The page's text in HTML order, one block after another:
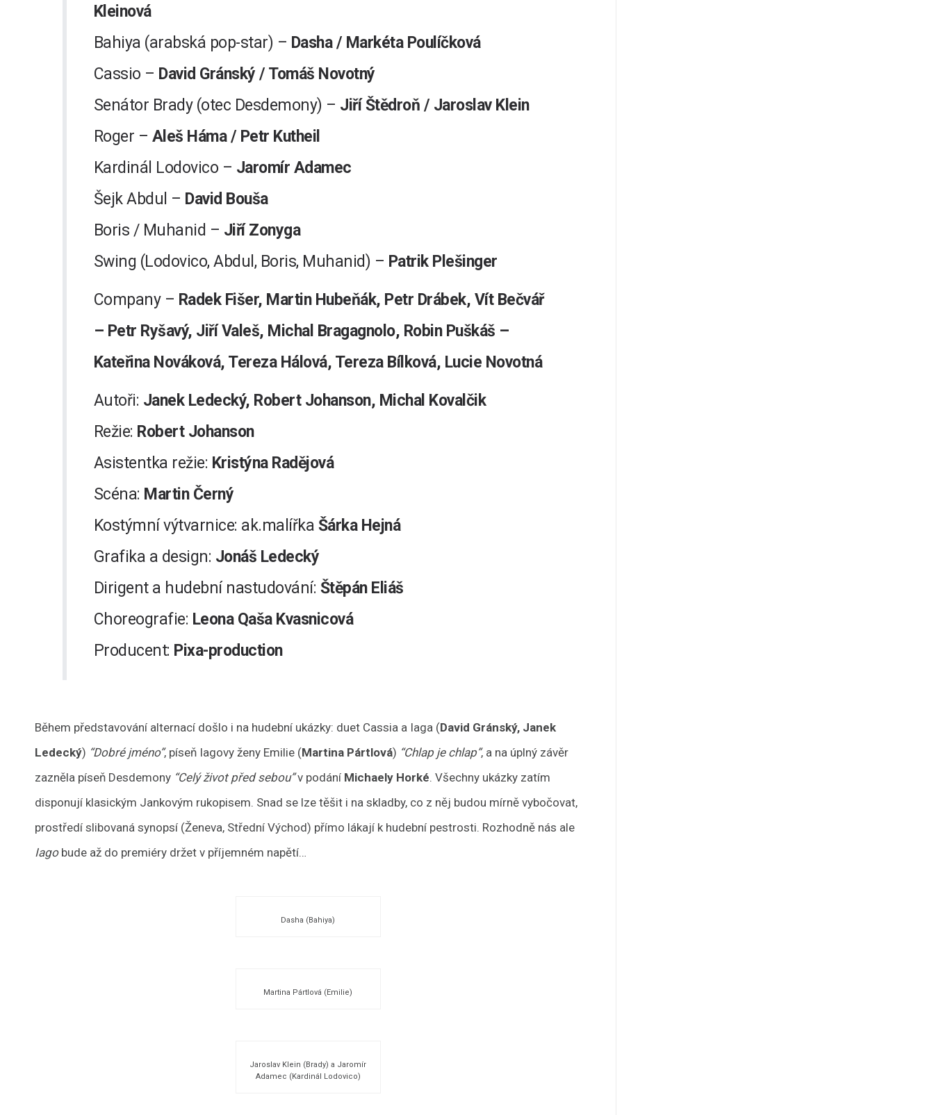
Kleinová
Bahiya (arabská pop-star) – Dasha / Markéta Poulíčková
Cassio – David Gránský / Tomáš Novotný
Senátor Brady (otec Desdemony) – Jiří Štědroň / Jaroslav Klein
Roger – Aleš Háma / Petr Kutheil
Kardinál Lodovico – Jaromír Adamec
Šejk Abdul – David Bouša
Boris / Muhanid – Jiří Zonyga
Swing (Lodovico, Abdul, Boris, Muhanid) – Patrik Plešinger
Company – Radek Fišer, Martin Hubeňák, Petr Drábek, Vít Bečvář
– Petr Ryšavý, Jiří Valeš, Michal Bragagnolo, Robin Puškáš –
Kateřina Nováková, Tereza Hálová, Tereza Bílková, Lucie Novotná
Autoři: Janek Ledecký, Robert Johanson, Michal Kovalčik
Režie: Robert Johanson
Asistentka režie: Kristýna Radějová
Scéna: Martin Černý
Kostýmní výtvarnice: ak.malířka Šárka Hejná
Grafika a design: Jonáš Ledecký
Dirigent a hudební nastudování: Štěpán Eliáš
Choreografie: Leona Qaša Kvasnicová
Producent: Pixa-production
Během představování alternací došlo i na hudební ukázky: duet Cassia a Iaga (David Gránský, Janek
Ledecký) “Dobré jméno”, píseň Iagovy ženy Emilie (Martina Pártlová) “Chlap je chlap”, a na úplný závěr
zazněla píseň Desdemony “Celý život před sebou”v podání Michaely Horké. Všechny ukázky zatím
disponují klasickým Jankovým rukopisem. Snad se lze těšit i na skladby, co z něj budou mírně vybočovat,
prostředí slibovaná synopsí (Ženeva, Střední Východ) přímo lákají k hudební pestrosti. Rozhodně nás ale
Iagobude až do premiéry držet v příjemném napětí…
Dasha (Bahiya)
Martina Pártlová (Emilie)
Jaroslav Klein (Brady) a Jaromír
Adamec (Kardinál Lodovico)